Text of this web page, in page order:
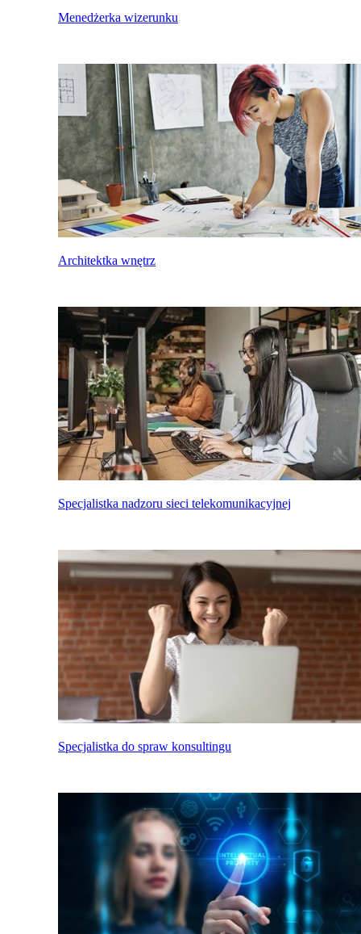
Menedżerka wizerunku
Architektka wnętrz
Specjalistka nadzoru sieci telekomunikacyjnej
Specjalistka do spraw konsultingu